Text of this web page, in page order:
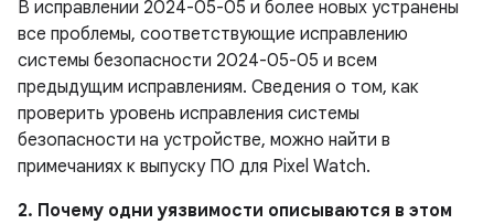
В исправлении 2024-05-05 и более новых устранены
все проблемы, соответствующие исправлению
системы безопасности 2024-05-05 и всем
предыдущим исправлениям. Сведения о том, как
проверить уровень исправления системы
безопасности на устройстве, можно найти в
примечаниях к выпуску ПО для Pixel Watch.
2. Почему одни уязвимости описываются в этом